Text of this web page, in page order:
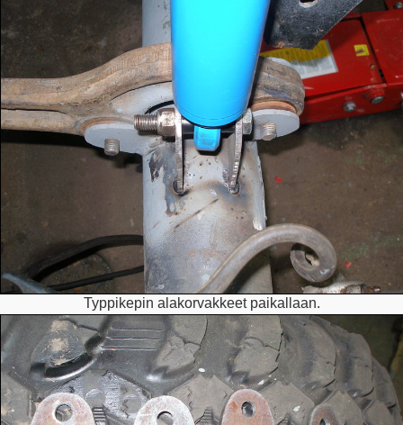
Typpikepin alakorvakkeet paikallaan.